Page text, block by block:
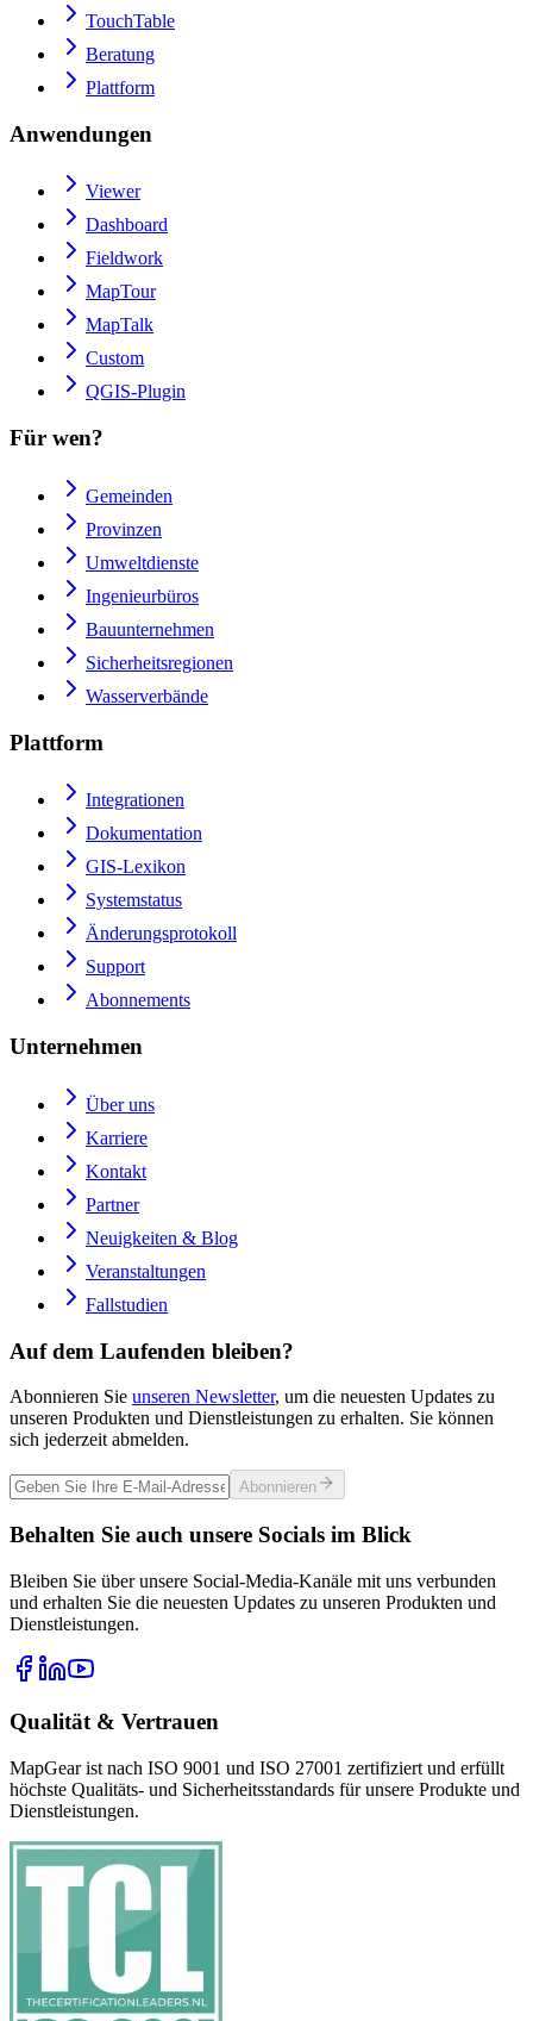
TouchTable
Beratung
Plattform
Anwendungen
Viewer
Dashboard
Fieldwork
MapTour
MapTalk
Custom
QGIS-Plugin
Für wen?
Gemeinden
Provinzen
Umweltdienste
Ingenieurbüros
Bauunternehmen
Sicherheitsregionen
Wasserverbände
Plattform
Integrationen
Dokumentation
GIS-Lexikon
Systemstatus
Änderungsprotokoll
Support
Abonnements
Unternehmen
Über uns
Karriere
Kontakt
Partner
Neuigkeiten & Blog
Veranstaltungen
Fallstudien
Auf dem Laufenden bleiben?
Abonnieren Sie unseren Newsletter, um die neuesten Updates zu
unseren Produkten und Dienstleistungen zu erhalten. Sie können
sich jederzeit abmelden.
Abonnieren
Behalten Sie auch unsere Socials im Blick
Bleiben Sie über unsere Social-Media-Kanäle mit uns verbunden
und erhalten Sie die neuesten Updates zu unseren Produkten und
Dienstleistungen.
Qualität & Vertrauen
MapGear ist nach ISO 9001 und ISO 27001 zertifiziert und erfüllt
höchste Qualitäts- und Sicherheitsstandards für unsere Produkte und
Dienstleistungen.